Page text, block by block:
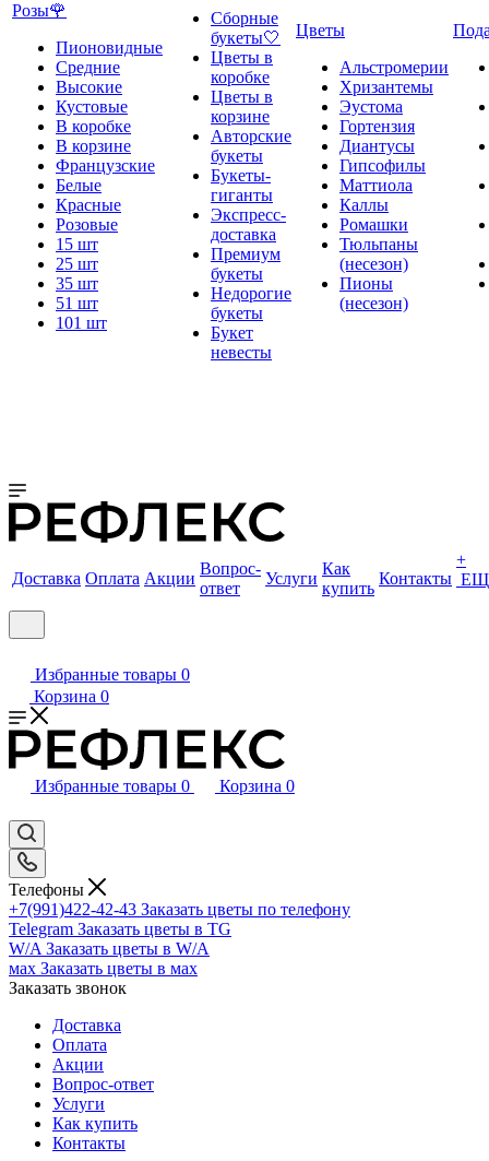
Розы🌹
Пионовидные
Средние
Высокие
Кустовые
В коробке
В корзине
Французские
Белые
Красные
Розовые
15 шт
25 шт
35 шт
51 шт
101 шт
Сборные
букеты🤍
Цветы в
коробке
Цветы в
корзине
Авторские
букеты
Букеты-
гиганты
Экспресс-
доставка
Премиум
букеты
Недорогие
букеты
Букет
невесты
Цветы
Альстромерии
Хризантемы
Эустома
Гортензия
Диантусы
Гипсофилы
Маттиола
Каллы
Ромашки
Тюльпаны
(несезон)
Пионы
(несезон)
Доставка Оплата Акции
Вопрос-
ответ
Услуги
Как
купить
Контакты
+
Избранные товары 0
Корзина 0
Избранные товары 0 Корзина 0
Телефоны
+7(991)422-42-43 Заказать цветы по телефону
Telegram Заказать цветы в TG
W/A Заказать цветы в W/A
мах Заказать цветы в мах
Заказать звонок
Доставка
Оплата
Акции
Вопрос-ответ
Услуги
Как купить
Контакты